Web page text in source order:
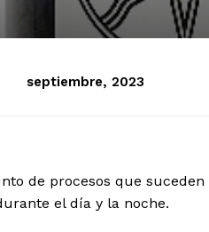
septiembre, 2023
de procesos que suceden
el día y la noche.